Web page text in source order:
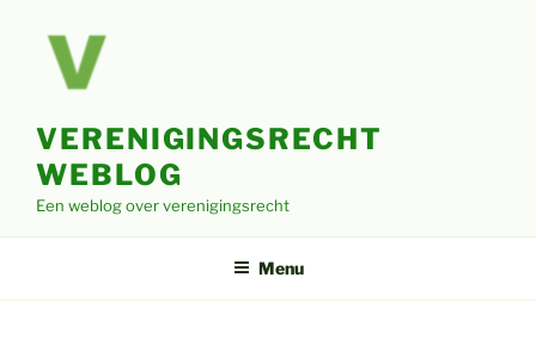
VERENIGINGSRECHT
WEBLOG
Een weblog over verenigingsrecht
Menu